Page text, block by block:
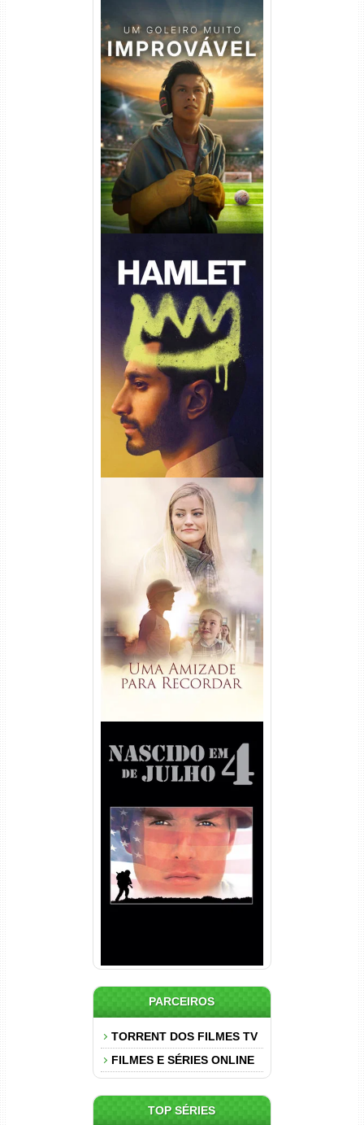
Um Goleiro Muito Improvável
Torrent (2026) WEB-DL 1080p
Dual Áudio
Hamlet Torrent (2026) WEB-
DL 1080p Dual Áudio
Uma Amizade para Recordar
Torrent (2025) WEB-DL 1080p
Dual Áudio
Nascido em 4 de Julho
Torrent (1989) WEB-DL 1080p
Dual Áudio
PARCEIROS
TORRENT DOS FILMES TV
FILMES E SÉRIES ONLINE
TOP SÉRIES